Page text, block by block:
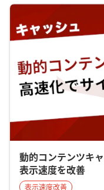
動的コンテンツキ
表示速度を改善
表示速度改善